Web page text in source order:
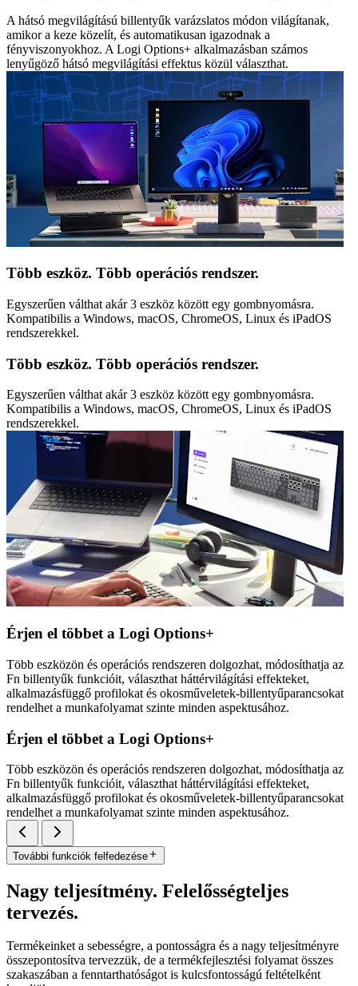
A hátsó megvilágítású billentyűk varázslatos módon világítanak,
amikor a keze közelít, és automatikusan igazodnak a
fényviszonyokhoz. A Logi Options+ alkalmazásban számos
lenyűgöző hátsó megvilágítási effektus közül választhat.
Több eszköz. Több operációs rendszer.
Egyszerűen válthat akár 3 eszköz között egy gombnyomásra.
Kompatibilis a Windows, macOS, ChromeOS, Linux és iPadOS
rendszerekkel.
Több eszköz. Több operációs rendszer.
Egyszerűen válthat akár 3 eszköz között egy gombnyomásra.
Kompatibilis a Windows, macOS, ChromeOS, Linux és iPadOS
rendszerekkel.
Érjen el többet a Logi Options+
Több eszközön és operációs rendszeren dolgozhat, módosíthatja az
Fn billentyűk funkcióit, választhat háttérvilágítási effekteket,
alkalmazásfüggő profilokat és okosműveletek-billentyűparancsokat
rendelhet a munkafolyamat szinte minden aspektusához.
Érjen el többet a Logi Options+
Több eszközön és operációs rendszeren dolgozhat, módosíthatja az
Fn billentyűk funkcióit, választhat háttérvilágítási effekteket,
alkalmazásfüggő profilokat és okosműveletek-billentyűparancsokat
rendelhet a munkafolyamat szinte minden aspektusához.
További funkciók felfedezése
Nagy teljesítmény. Felelősségteljes
tervezés.
Termékeinket a sebességre, a pontosságra és a nagy teljesítményre
összepontosítva tervezzük, de a termékfejlesztési folyamat összes
szakaszában a fenntarthatóságot is kulcsfontosságú feltételként